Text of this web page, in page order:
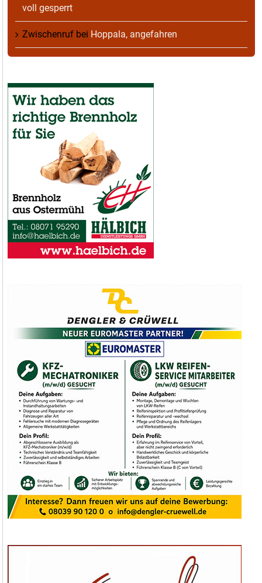
voll gesperrt
Zwischenruf bei Hoppala, angefahren